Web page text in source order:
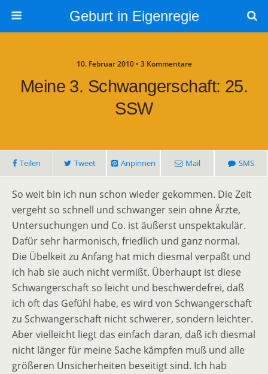
Geburt in Eigenregie
10. Februar 2010 • 3 Kommentare
Meine 3. Schwangerschaft: 25.
SSW
Teilen Tweet Anpinnen Mail SMS
So weit bin ich nun schon wieder gekommen. Die Zeit
vergeht so schnell und schwanger sein ohne Ärzte,
Untersuchungen und Co. ist äußerst unspektakulär.
Dafür sehr harmonisch, friedlich und ganz normal.
Die Übelkeit zu Anfang hat mich diesmal verpaßt und
ich hab sie auch nicht vermißt. Überhaupt ist diese
Schwangerschaft so leicht und beschwerdefrei, daß
ich oft das Gefühl habe, es wird von Schwangerschaft
zu Schwangerschaft nicht schwerer, sondern leichter.
Aber vielleicht liegt das einfach daran, daß ich diesmal
nicht länger für meine Sache kämpfen muß und alle
größeren Unsicherheiten beseitigt sind. Ich hab